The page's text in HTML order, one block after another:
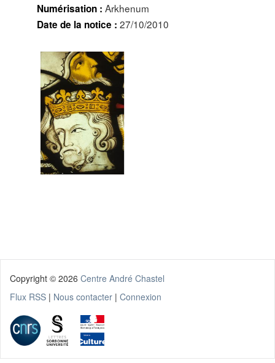
Numérisation : Arkhenum
Date de la notice : 27/10/2010
Copyright © 2026 Centre André Chastel
Flux RSS | Nous contacter | Connexion